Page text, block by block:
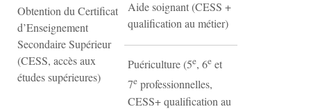
Obtention du Certificat
d’Enseignement
Secondaire Supérieur
(CESS, accès aux
études supérieures)
Aide soignant (CESS +
qualification au métier)
Puériculture (5e, 6e et
7e professionnelles,
CESS+ qualification au